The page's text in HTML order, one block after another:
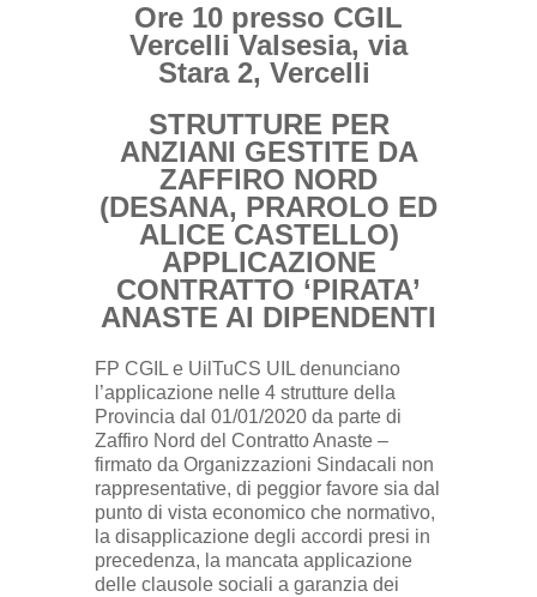
Ore 10 presso CGIL
Vercelli Valsesia, via
Stara 2, Vercelli
STRUTTURE PER
ANZIANI GESTITE DA
ZAFFIRO NORD
(DESANA, PRAROLO ED
ALICE CASTELLO)
APPLICAZIONE
CONTRATTO ‘PIRATA’
ANASTE AI DIPENDENTI
FP CGIL e UilTuCS UIL denunciano
l’applicazione nelle 4 strutture della
Provincia dal 01/01/2020 da parte di
Zaffiro Nord del Contratto Anaste –
firmato da Organizzazioni Sindacali non
rappresentative, di peggior favore sia dal
punto di vista economico che normativo,
la disapplicazione degli accordi presi in
precedenza, la mancata applicazione
delle clausole sociali a garanzia dei